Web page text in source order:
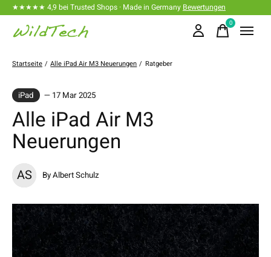
★★★★★ 4,9 bei Trusted Shops · Made in Germany Bewertungen
0items
Startseite / Alle iPad Air M3 Neuerungen / Ratgeber
iPad — 17 Mar 2025
Alle iPad Air M3
Neuerungen
AS By Albert Schulz